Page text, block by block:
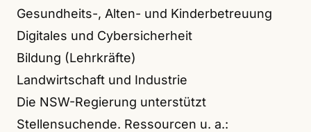
Gesundheits-, Alten- und Kinderbetreuung
Digitales und Cybersicherheit
Bildung (Lehrkräfte)
Landwirtschaft und Industrie
Die NSW-Regierung unterstützt
Stellensuchende. Ressourcen u. a.: